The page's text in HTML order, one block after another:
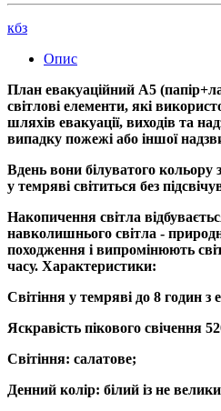
кбз
Опис
План евакуаційний А5
світлові елементи, які
шляхів евакуації, виходів та
випадку пожежі або іншої
Вдень вони білуватого кольору
у темряві світиться без
Накопичення світла
навколишнього світла -
походження і випромінюють
часу. Характеристики:
Світіння у темряві до 8 годин з
Яскравість пікового свічення
Світіння: салатове;
Денний колір: білий із не